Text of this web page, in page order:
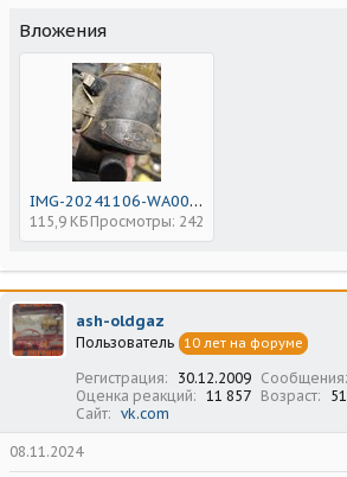
Вложения
IMG-20241106-WA0000_1730894180792.jpg
115,9 КБ Просмотры: 242
ash-oldgaz
Пользователь 10 лет на форуме
Регистрация 30.12.2009 Сообщения
Оценка реакций
11 857 Возраст 51
Сайт
vk.com
08.11.2024